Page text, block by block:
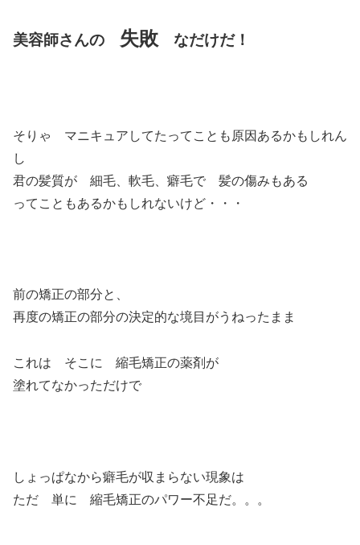
美容師さんの 失敗 なだけだ！
そりゃ マニキュアしてたってことも原因あるかもしれん
し
君の髪質が 細毛、軟毛、癖毛で 髪の傷みもある
ってこともあるかもしれないけど・・・
前の矯正の部分と、
再度の矯正の部分の決定的な境目がうねったまま
これは そこに 縮毛矯正の薬剤が
塗れてなかっただけで
しょっぱなから癖毛が収まらない現象は
ただ 単に 縮毛矯正のパワー不足だ。。。